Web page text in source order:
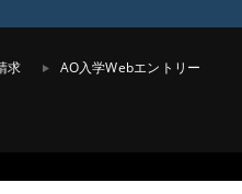
求 AO入学Webエントリー